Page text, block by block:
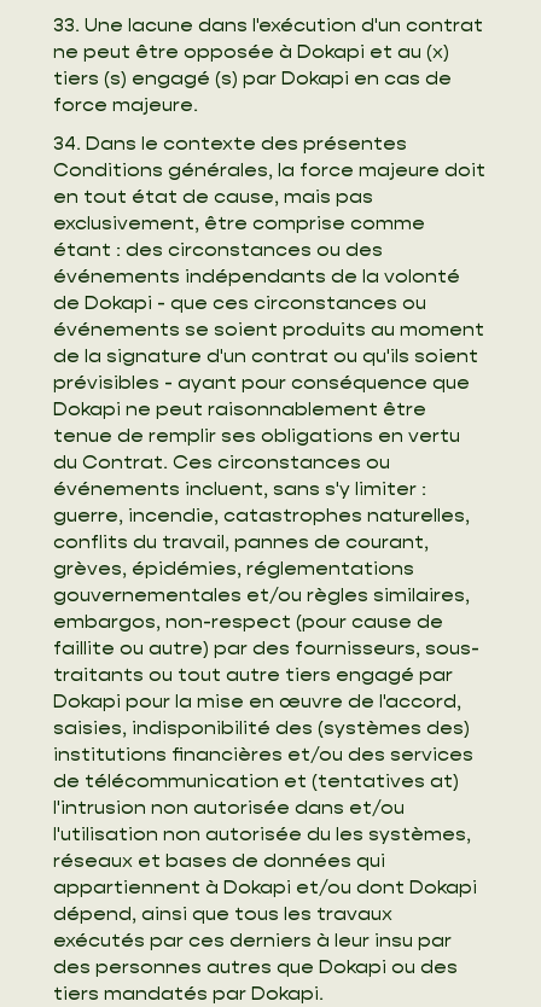
33. Une lacune dans l'exécution d'un contrat
ne peut être opposée à Dokapi et au (x)
tiers (s) engagé (s) par Dokapi en cas de
force majeure.
34. Dans le contexte des présentes
Conditions générales, la force majeure doit
en tout état de cause, mais pas
exclusivement, être comprise comme
étant : des circonstances ou des
événements indépendants de la volonté
de Dokapi - que ces circonstances ou
événements se soient produits au moment
de la signature d'un contrat ou qu'ils soient
prévisibles - ayant pour conséquence que
Dokapi ne peut raisonnablement être
tenue de remplir ses obligations en vertu
du Contrat. Ces circonstances ou
événements incluent, sans s'y limiter :
guerre, incendie, catastrophes naturelles,
conflits du travail, pannes de courant,
grèves, épidémies, réglementations
gouvernementales et/ou règles similaires,
embargos, non-respect (pour cause de
faillite ou autre) par des fournisseurs, sous-
traitants ou tout autre tiers engagé par
Dokapi pour la mise en œuvre de l'accord,
saisies, indisponibilité des (systèmes des)
institutions financières et/ou des services
de télécommunication et (tentatives at)
l'intrusion non autorisée dans et/ou
l'utilisation non autorisée du les systèmes,
réseaux et bases de données qui
appartiennent à Dokapi et/ou dont Dokapi
dépend, ainsi que tous les travaux
exécutés par ces derniers à leur insu par
des personnes autres que Dokapi ou des
tiers mandatés par Dokapi.